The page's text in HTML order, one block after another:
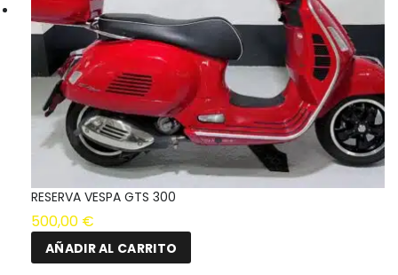
RESERVA VESPA GTS 300
500,00 €
AÑADIR AL CARRITO